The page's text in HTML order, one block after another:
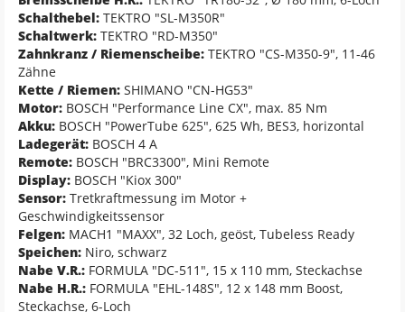
Schalthebel: TEKTRO "SL-M350R"
Schaltwerk: TEKTRO "RD-M350"
Zahnkranz / Riemenscheibe: TEKTRO "CS-M350-9", 11-46
Zähne
Kette / Riemen: SHIMANO "CN-HG53"
Motor: BOSCH "Performance Line CX", max. 85 Nm
Akku: BOSCH "PowerTube 625", 625 Wh, BES3, horizontal
Ladegerät: BOSCH 4 A
Remote: BOSCH "BRC3300", Mini Remote
Display: BOSCH "Kiox 300"
Sensor: Tretkraftmessung im Motor +
Geschwindigkeitssensor
Felgen: MACH1 "MAXX", 32 Loch, geöst, Tubeless Ready
Speichen: Niro, schwarz
Nabe V.R.: FORMULA "DC-511", 15 x 110 mm, Steckachse
Nabe H.R.: FORMULA "EHL-148S", 12 x 148 mm Boost,
Steckachse, 6-Loch